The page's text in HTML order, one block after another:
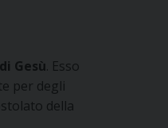
Gesù. Esso
per degli
della